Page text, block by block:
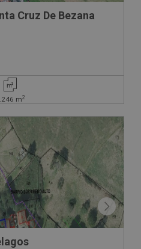
Cruz De Bezana
m2